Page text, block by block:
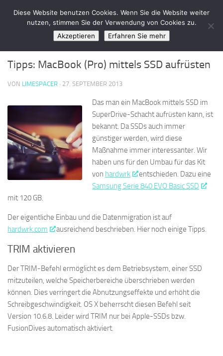
Zum Inhalt springen
LimeSpace - IT
OSX /SOFTWARE
Tipps: MacBook (Pro) mittels SSD aufrüsten
VON LIMESPACER · 27. SEPTEMBER 2013
Das man ein MacBook mittels SSD im
SuperDrive-Schacht aufrüsten kann, ist
bekannt. Da SSDs auch immer
günstiger werden, wird diese
Maßnahme immer interessanter. Wir
haben uns für den Umbau für das Kit
von hardwrk
entschieden. Dazu eine
Samsung Serie 840 EVO Basic SSD
mit 120 GB.
Der eigentliche Einbau und die Datenmigration ist auf
hardwrk.com
ausreichend beschrieben. Hier noch einige Tipps.
TRIM aktivieren
Der TRIM-Befehl ermöglicht es dem Betriebsystem, einer SSD
mitzuteilen, welche Speicherbereiche überschrieben werden
können. Dies verringert die Abnutzungseffekte und erhöht die
Schreibgeschwindigkeit. OS X beherrscht diesen Befehl seit
Version 10.6.8. Leider wird TRIM nur bei Apple-SSDs bzw.
FusionDives automatisch aktiviert.
Diese Website benutzen Cookies. Wenn Sie die Website weiter
nutzen, stimmen Sie der Verwendung von Cookies zu.
Akzeptieren
Erfahren Sie mehr